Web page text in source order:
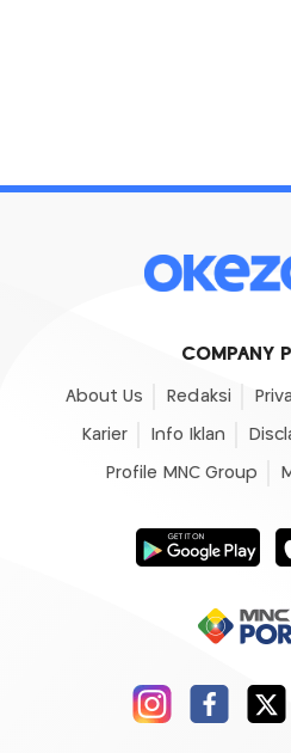
COMPANY
About Us Redaksi
Karier Info Iklan
Profile MNC Group